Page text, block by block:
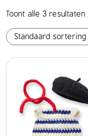
'
&
s
s
o
n
a
Toont alle 3 resultaten